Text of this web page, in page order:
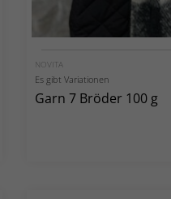
NOVITA
Es gibt Variationen
Garn 7 Bröder 100 g